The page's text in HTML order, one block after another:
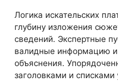
Логика искательских
глубину изложения
сведений. Экспертные
валидные информацию и
объяснения.
заголовками и списками